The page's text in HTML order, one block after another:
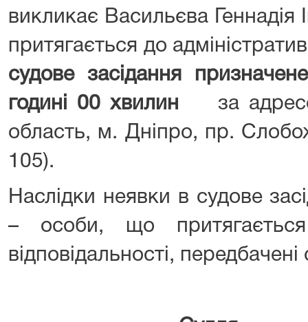
викликає Васильєва Геннадія
притягається до
судове засідання
годині 00 хвилин
за
область, м. Дніпро, пр.
105).
Наслідки неявки в судове
– особи, що притягається
відповідальності,